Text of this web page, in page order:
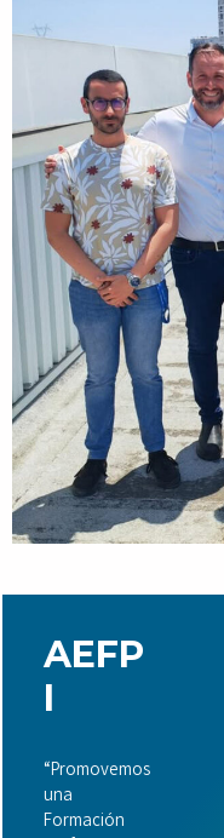
AEFP
I
“Promovemos
una
Formación